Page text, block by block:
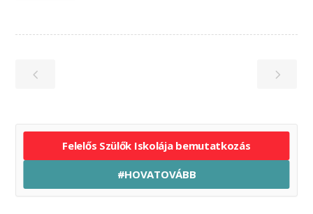
Felelős Szülők Iskolája bemutatkozás
#HOVATOVÁBB